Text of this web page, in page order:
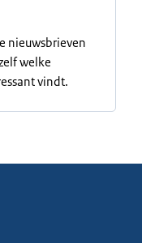
nieuwsbrieven
welke
vindt.